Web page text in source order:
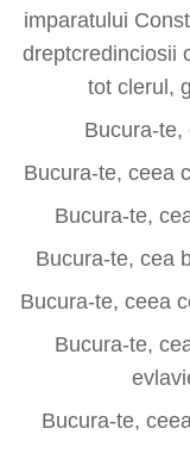
imparatului
dreptcredinciosii
tot clerul,
Bucura-te,
Bucura-te, ceea
Bucura-te,
Bucura-te, cea
Bucura-te, ceea
Bucura-te,
Bucura-te,